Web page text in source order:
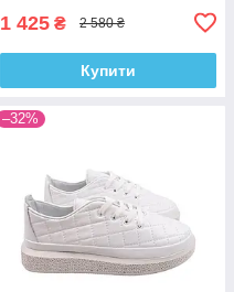
1 425 ₴ 2 580 ₴
Купити
–32%